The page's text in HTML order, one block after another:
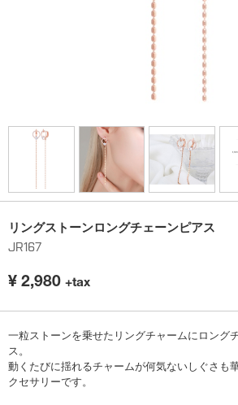
リングストーンロングチェーンピアス
JR167
¥ 2,980 +tax
一粒ストーンを乗せたリングチャームにロング
ス。
動くたびに揺れるチャームが何気ないしぐさも
クセサリーです。